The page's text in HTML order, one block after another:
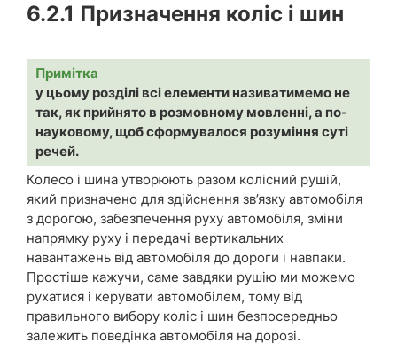
6.2.1 Призначення коліс і шин
Примітка
у цьому розділі всі елементи називатимемо не
так, як прийнято в розмовному мовленні, а по-
науковому, щоб сформувалося розуміння суті
речей.
Колесо і шина утворюють разом колісний рушій,
який призначено для здійснення зв’язку автомобіля
з дорогою, забезпечення руху автомобіля, зміни
напрямку руху і передачі вертикальних
навантажень від автомобіля до дороги і навпаки.
Простіше кажучи, саме завдяки рушію ми можемо
рухатися і керувати автомобілем, тому від
правильного вибору коліс і шин безпосередньо
залежить поведінка автомобіля на дорозі.